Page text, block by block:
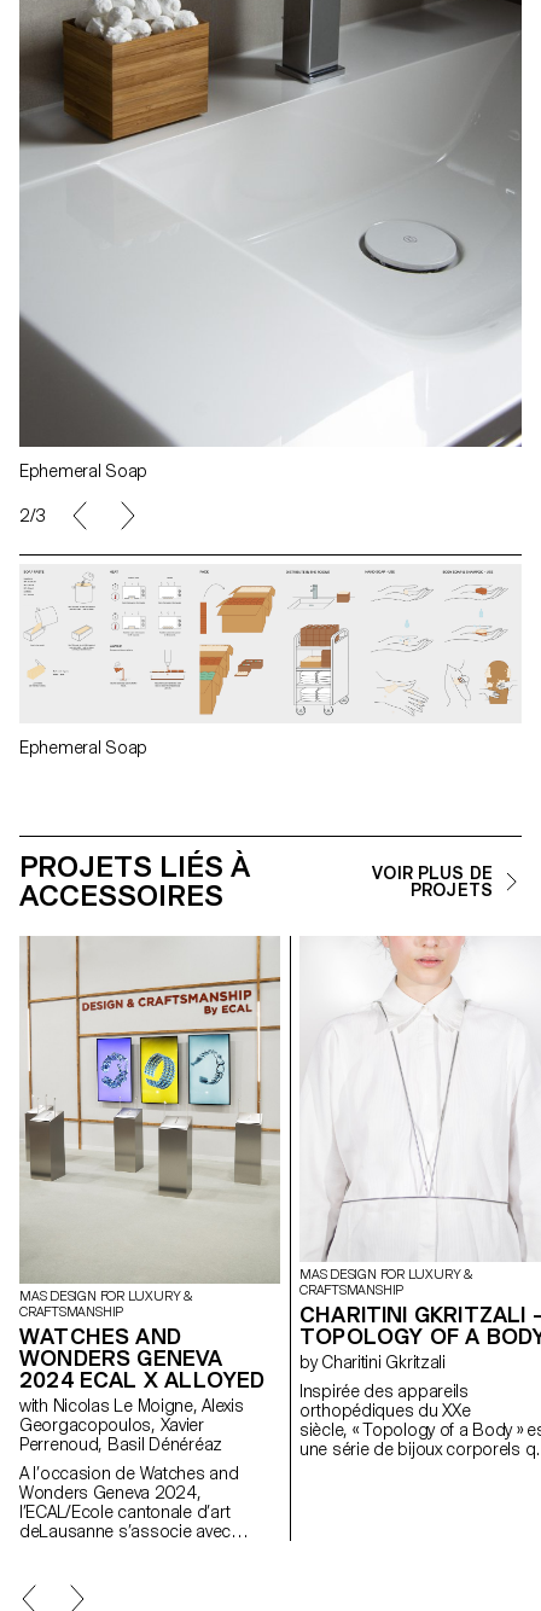
Ephemeral Soap
2/3
Ephemeral Soap
PROJETS LIÉS À
ACCESSOIRES
VOIR PLUS DE
PROJETS
MAS DESIGN FOR LUXURY &
CRAFTSMANSHIP
WATCHES AND
WONDERS GENEVA
2024 ECAL X ALLOYED
with Nicolas Le Moigne, Alexis
Georgacopoulos, Xavier
Perrenoud, Basil Dénéréaz
A l’occasion de Watches and
Wonders Geneva 2024,
l’ECAL/Ecole cantonale d’art
deLausanne s’associe avec
enmétal, et présente une
MAS DESIGN FOR LUXURY &
CRAFTSMANSHIP
CHARITINI GKRITZALI
TOPOLOGY OF A
by Charitini Gkritzali
Inspirée des appareils
orthopédiques du XXe
siècle, « Topology of a Body »
une série de bijoux corporels